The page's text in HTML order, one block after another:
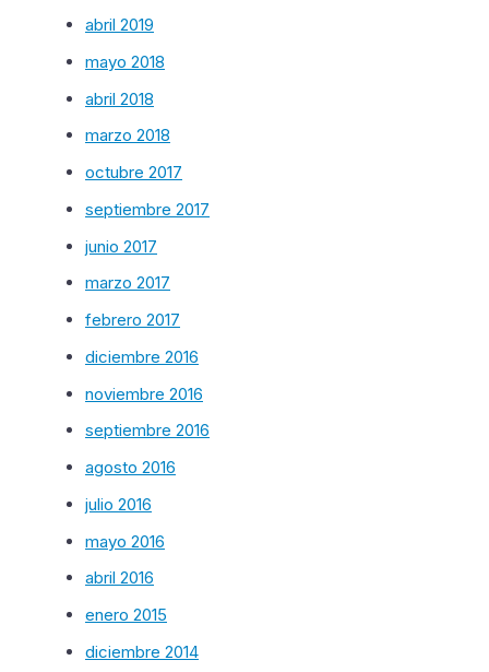
abril 2019
mayo 2018
abril 2018
marzo 2018
octubre 2017
septiembre 2017
junio 2017
marzo 2017
febrero 2017
diciembre 2016
noviembre 2016
septiembre 2016
agosto 2016
julio 2016
mayo 2016
abril 2016
enero 2015
diciembre 2014